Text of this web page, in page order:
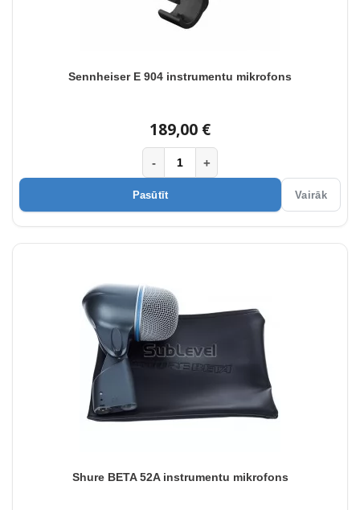
Sennheiser E 904 instrumentu mikrofons
189,00 €
- +
Pasūtīt Vairāk
Shure BETA 52A instrumentu mikrofons